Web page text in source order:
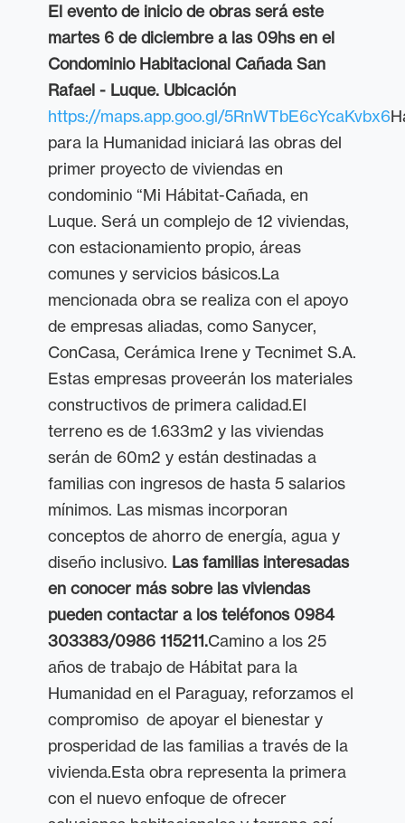
El evento de inicio de obras será este
martes 6 de diciembre a las 09hs en el
Condominio Habitacional Cañada San
Rafael - Luque. Ubicación
https://maps.app.goo.gl/5RnWTbE6cYcaKvbx6
para la Humanidad iniciará las obras del
primer proyecto de viviendas en
condominio “Mi Hábitat-Cañada, en
Luque. Será un complejo de 12 viviendas,
con estacionamiento propio, áreas
comunes y servicios básicos.La
mencionada obra se realiza con el apoyo
de empresas aliadas, como Sanycer,
ConCasa, Cerámica Irene y Tecnimet S.A.
Estas empresas proveerán los materiales
constructivos de primera calidad.El
terreno es de 1.633m2 y las viviendas
serán de 60m2 y están destinadas a
familias con ingresos de hasta 5 salarios
mínimos. Las mismas incorporan
conceptos de ahorro de energía, agua y
diseño inclusivo. Las familias interesadas
en conocer más sobre las viviendas
pueden contactar a los teléfonos 0984
303383/0986 115211.Camino a los 25
años de trabajo de Hábitat para la
Humanidad en el Paraguay, reforzamos el
compromiso de apoyar el bienestar y
prosperidad de las familias a través de la
vivienda.Esta obra representa la primera
con el nuevo enfoque de ofrecer